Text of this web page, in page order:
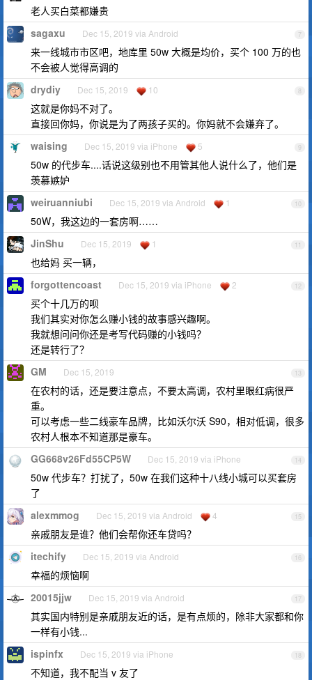
老人买白菜都嫌贵
7
sagaxu Dec 15, 2019 via Android
来一线城市市区吧，地库里 50w 大概是均价，买个 100 万的也
不会被人觉得高调的
8
drydiy Dec 15, 2019 10
这就是你妈不对了。
直接回你妈，你说是为了两孩子买的。你妈就不会嫌弃了。
9
waising Dec 15, 2019 via iPhone 5
50w 的代步车....话说这级别也不用管其他人说什么了，他们是
羡慕嫉妒
10
weiruanniubi Dec 15, 2019 via Android 1
50W，我这边的一套房啊……
11
JinShu Dec 15, 2019 1
也给妈 买一辆，
12
forgottencoast Dec 15, 2019 via iPhone 2
买个十几万的呗
我们其实对你怎么赚小钱的故事感兴趣啊。
我就想问问你还是考写代码赚的小钱吗？
还是转行了？
13
GM Dec 15, 2019
在农村的话，还是要注意点，不要太高调，农村里眼红病很严
重。
可以考虑一些二线豪车品牌，比如沃尔沃 S90，相对低调，很多
农村人根本不知道那是豪车。
14
GG668v26Fd55CP5W Dec 15, 2019 via iPhone
50w 代步车？打扰了，50w 在我们这种十八线小城可以买套房
了
15
alexmmog Dec 15, 2019 via Android 4
亲戚朋友是谁？他们会帮你还车贷吗？
16
itechify Dec 15, 2019 via Android
幸福的烦恼啊
17
20015jjw Dec 15, 2019 via Android
其实国内特别是亲戚朋友近的话，是有点烦的，除非大家都和你
一样有小钱...
18
ispinfx Dec 15, 2019 via iPhone
不知道，我不配当 v 友了